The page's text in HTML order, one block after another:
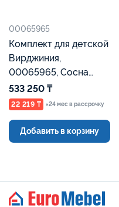
00065965
Комплект для детской
Вирджиния,
00065965, Сосна
Каньон Евромебель
533 250 ₸
22 219 ₸ ×24 мес в рассрочку
Добавить в корзину